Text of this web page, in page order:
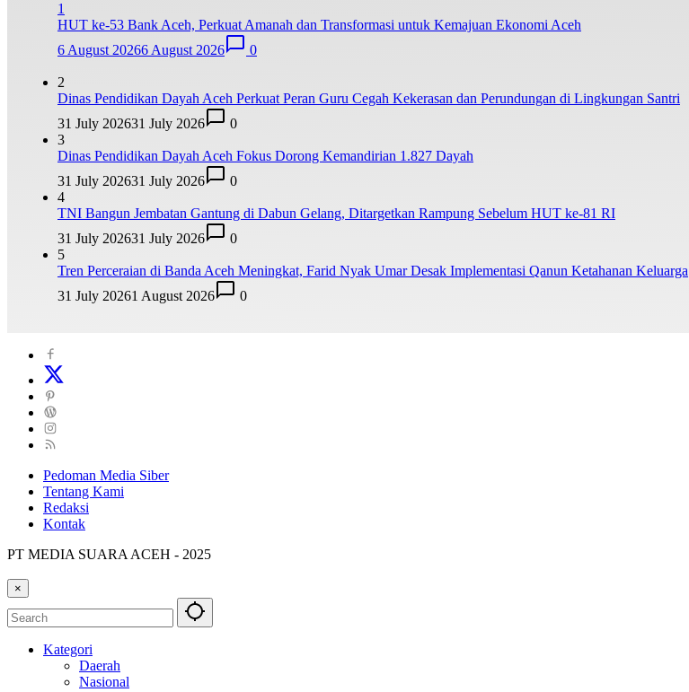
1
HUT ke-53 Bank Aceh, Perkuat Amanah dan Transformasi untuk Kemajuan Ekonomi Aceh
6 August 20266 August 2026 0
2
Dinas Pendidikan Dayah Aceh Perkuat Peran Guru Cegah Kekerasan dan Perundungan di Lingkungan Santri
31 July 202631 July 2026
0
3
Dinas Pendidikan Dayah Aceh Fokus Dorong Kemandirian 1.827 Dayah
31 July 202631 July 2026
0
4
TNI Bangun Jembatan Gantung di Dabun Gelang, Ditargetkan Rampung Sebelum HUT ke-81 RI
31 July 202631 July 2026
0
5
Tren Perceraian di Banda Aceh Meningkat, Farid Nyak Umar Desak Implementasi Qanun Ketahanan Keluarga
31 July 20261 August 2026 0
Pedoman Media Siber
Tentang Kami
Redaksi
Kontak
PT MEDIA SUARA ACEH - 2025
×
Kategori
Daerah
Nasional